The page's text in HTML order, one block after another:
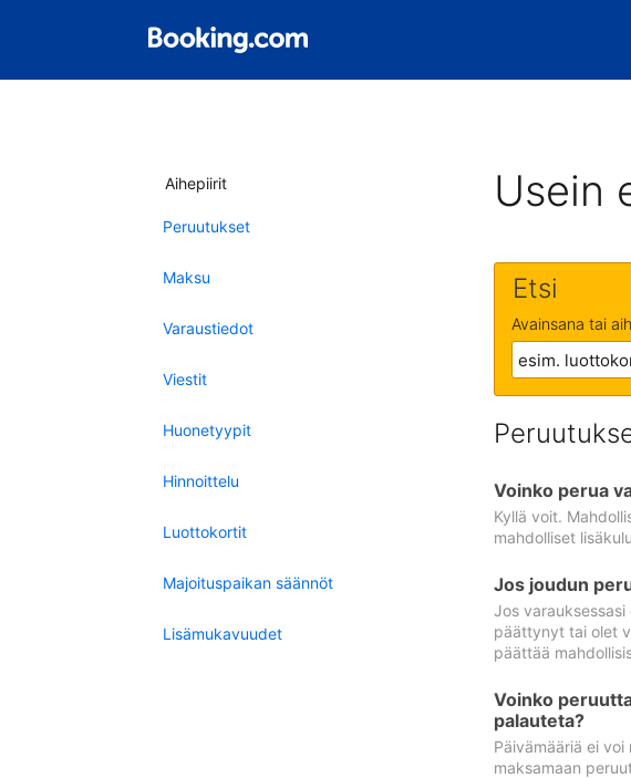
Aihepiirit
Peruutukset
Maksu
Varaustiedot
Viestit
Huonetyypit
Hinnoittelu
Luottokortit
Majoituspaikan säännöt
Lisämukavuudet
Usein
Etsi
Avainsana tai
Voinko perua
Kyllä voit.
mahdolliset
Jos joudun
Jos
päättynyt tai olet
päättää
Voinko
palauteta?
Päivämääriä ei
maksamaan